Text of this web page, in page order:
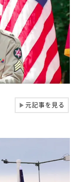
▶元記事を見る